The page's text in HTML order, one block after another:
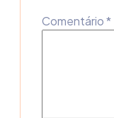
Comentário*